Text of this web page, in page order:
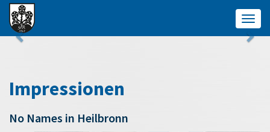
Impressionen
No Names in Heilbronn